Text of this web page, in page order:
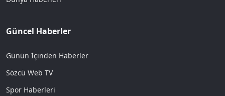
Güncel Haberler
Günün İçinden Haberler
Sözcü Web TV
Spor Haberleri